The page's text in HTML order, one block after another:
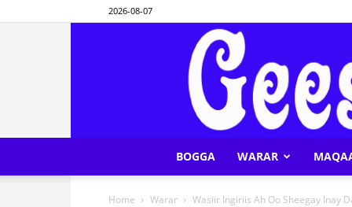
2026-08-07
BOGGA WARAR
Home Warar Wasiir Ingiriis Ah Oo Sheegay Inay